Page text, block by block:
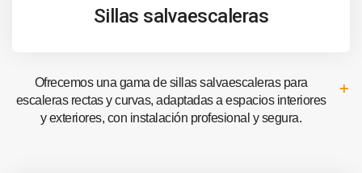
Sillas salvaescaleras
Ofrecemos una gama de sillas salvaescaleras para
escaleras rectas y curvas, adaptadas a espacios interiores
y exteriores, con instalación profesional y segura.